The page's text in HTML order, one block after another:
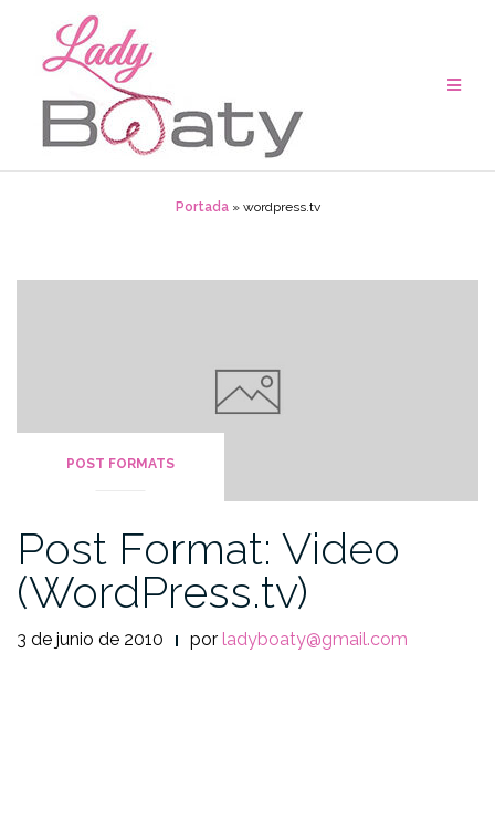
contenido
Portada» wordpress.tv
POST FORMATS
Post Format: Video
(WordPress.tv)
3 de junio de 2010 por ladyboaty@gmail.com